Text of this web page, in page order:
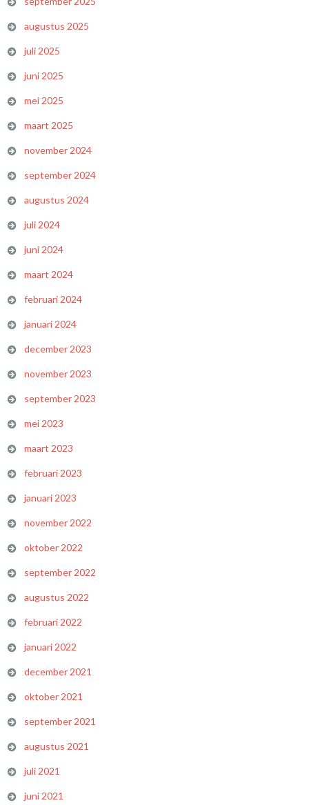
augustus 2025
juli 2025
juni 2025
mei 2025
maart 2025
november 2024
september 2024
augustus 2024
juli 2024
juni 2024
maart 2024
februari 2024
januari 2024
december 2023
november 2023
september 2023
mei 2023
maart 2023
februari 2023
januari 2023
november 2022
oktober 2022
september 2022
augustus 2022
februari 2022
januari 2022
december 2021
oktober 2021
september 2021
augustus 2021
juli 2021
juni 2021